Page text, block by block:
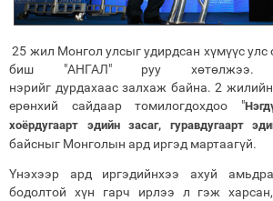
25 жил Монгол улсыг удирдсан хүмүүс
биш "АНГАЛ" руу хөтөлжээ.
нэрийг дурдахаас залхаж байна. 2
ерөнхий сайдаар томилогдохдоо "
хоёрдугаарт эдийн засаг, гуравдугаарт
байсныг Монголын ард иргэд мартаагүй.
Үнэхээр ард иргэдийнхээ ахуй
бодолтой хүн гарч ирлээ л гэж харсан,